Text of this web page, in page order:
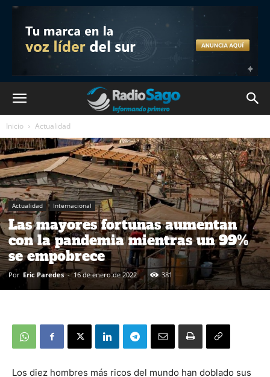
Inicio Actualidad
Actualidad Internacional
Las mayores fortunas aumentan
con la pandemia mientras un 99%
se empobrece
Por Eric Paredes - 16 de enero de 2022 381
Los diez hombres más ricos del mundo han doblado sus